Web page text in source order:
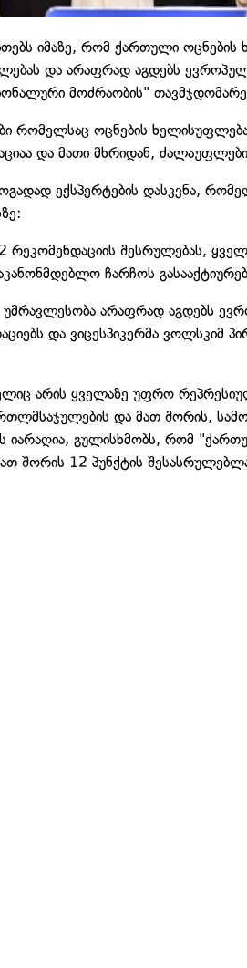
იმაზე, რომ ქართული
და არაფრად აგდებს
მოძრაობის" თავმჯდომარე
რომელსაც ოცნების
და მათი მხრიდან, ძალაუფლების
ექსპერტების დასკვნა,
რეკომენდაციის შესრულებას,
ჩარჩოს
არაფრად აგდებს
და ვიცესპიკერმა ვოლსკიმ
არის ყველაზე უფრო
და მათ შორის,
იარაღია, გულისხმობს, რომ
შორის 12 პუნქტის